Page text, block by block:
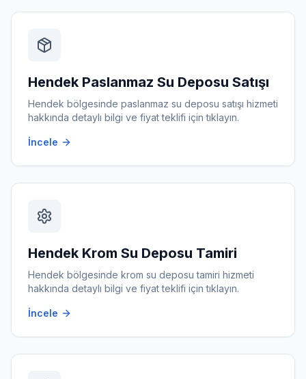
Hendek Paslanmaz Su Deposu Satışı
Hendek bölgesinde paslanmaz su deposu satışı hizmeti
hakkında detaylı bilgi ve fiyat teklifi için tıklayın.
İncele
Hendek Krom Su Deposu Tamiri
Hendek bölgesinde krom su deposu tamiri hizmeti
hakkında detaylı bilgi ve fiyat teklifi için tıklayın.
İncele